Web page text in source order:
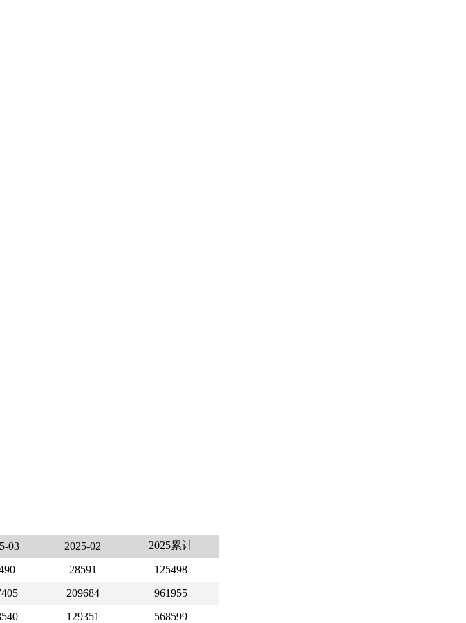
03 2025-02
2025累计
28591
125498
209684
961955
129351
568599